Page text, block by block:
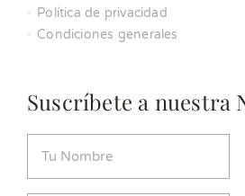
Política de privacidad
Condiciones generales
Suscríbete a nuestra